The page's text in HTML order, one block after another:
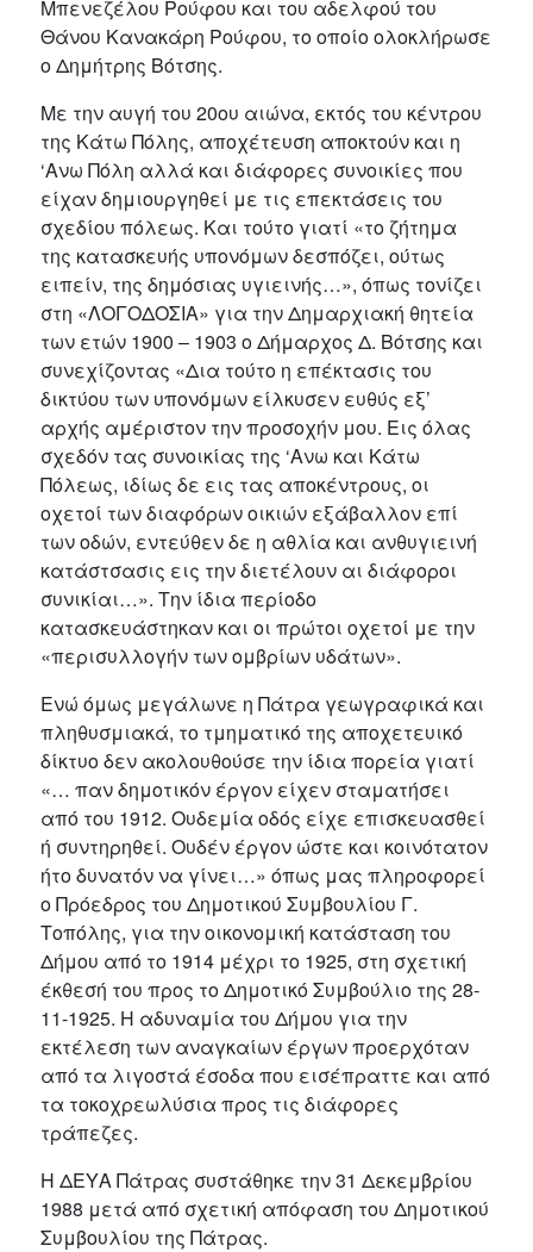
Μπενεζέλου Ρούφου και του αδελφού του
Θάνου Κανακάρη Ρούφου, το οποίο ολοκλήρωσε
ο Δημήτρης Βότσης.
Με την αυγή του 20ου αιώνα, εκτός του κέντρου
της Κάτω Πόλης, αποχέτευση αποκτούν και η
‘Ανω Πόλη αλλά και διάφορες συνοικίες που
είχαν δημιουργηθεί με τις επεκτάσεις του
σχεδίου πόλεως. Και τούτο γιατί «το ζήτημα
της κατασκευής υπονόμων δεσπόζει, ούτως
ειπείν, της δημόσιας υγιεινής…», όπως τονίζει
στη «ΛΟΓΟΔΟΣΙΑ» για την Δημαρχιακή θητεία
των ετών 1900 – 1903 ο Δήμαρχος Δ. Βότσης και
συνεχίζοντας «Δια τούτο η επέκτασις του
δικτύου των υπονόμων είλκυσεν ευθύς εξ’
αρχής αμέριστον την προσοχήν μου. Εις όλας
σχεδόν τας συνοικίας της ‘Ανω και Κάτω
Πόλεως, ιδίως δε εις τας αποκέντρους, οι
οχετοί των διαφόρων οικιών εξάβαλλον επί
των οδών, εντεύθεν δε η αθλία και ανθυγιεινή
κατάστσασις εις την διετέλουν αι διάφοροι
συνικίαι…». Την ίδια περίοδο
κατασκευάστηκαν και οι πρώτοι οχετοί με την
«περισυλλογήν των ομβρίων υδάτων».
Ενώ όμως μεγάλωνε η Πάτρα γεωγραφικά και
πληθυσμιακά, το τμηματικό της αποχετευικό
δίκτυο δεν ακολουθούσε την ίδια πορεία γιατί
«… παν δημοτικόν έργον είχεν σταματήσει
από του 1912. Ουδεμία οδός είχε επισκευασθεί
ή συντηρηθεί. Ουδέν έργον ώστε και κοινότατον
ήτο δυνατόν να γίνει…» όπως μας πληροφορεί
ο Πρόεδρος του Δημοτικού Συμβουλίου Γ.
Τοπόλης, για την οικονομική κατάσταση του
Δήμου από το 1914 μέχρι το 1925, στη σχετική
έκθεσή του προς το Δημοτικό Συμβούλιο της 28-
11-1925. Η αδυναμία του Δήμου για την
εκτέλεση των αναγκαίων έργων προερχόταν
από τα λιγοστά έσοδα που εισέπραττε και από
τα τοκοχρεωλύσια προς τις διάφορες
τράπεζες.
Η ΔΕΥΑ Πάτρας συστάθηκε την 31 Δεκεμβρίου
1988 μετά από σχετική απόφαση του Δημοτικού
Συμβουλίου της Πάτρας.